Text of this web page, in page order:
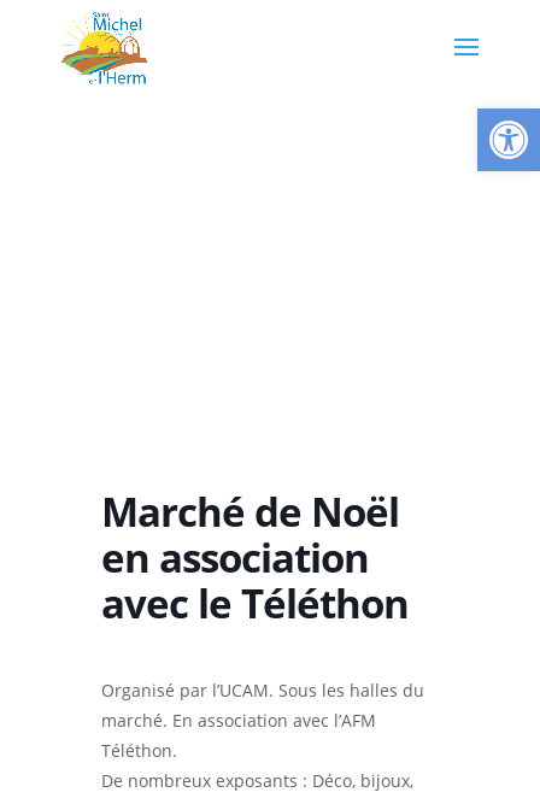
Marché de Noël
en association
avec le Téléthon
Organisé par l’UCAM. Sous les halles du
marché. En association avec l’AFM
Téléthon.
De nombreux exposants : Déco, bijoux,
Ouvrir